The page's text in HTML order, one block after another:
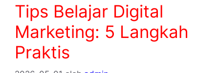
Tips Belajar Digital
Marketing: 5 Langkah
Praktis